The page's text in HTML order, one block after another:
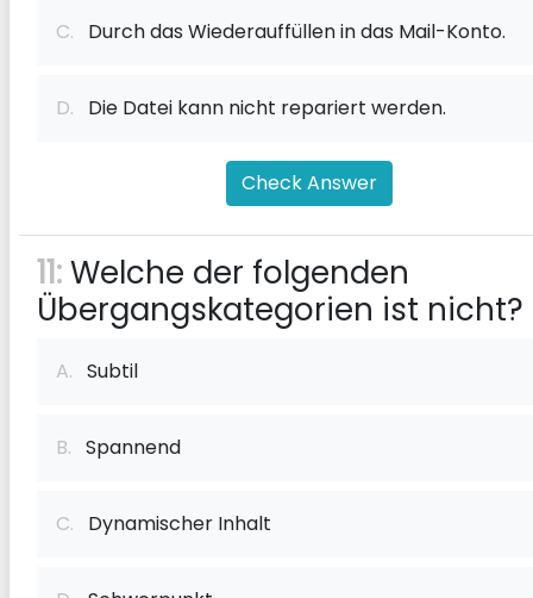
C. Durch das Wiederauffüllen in das Mail-Konto.
D. Die Datei kann nicht repariert werden.
Check Answer
11:Welche der folgenden
Übergangskategorien ist nicht?
A. Subtil
B. Spannend
C. Dynamischer Inhalt